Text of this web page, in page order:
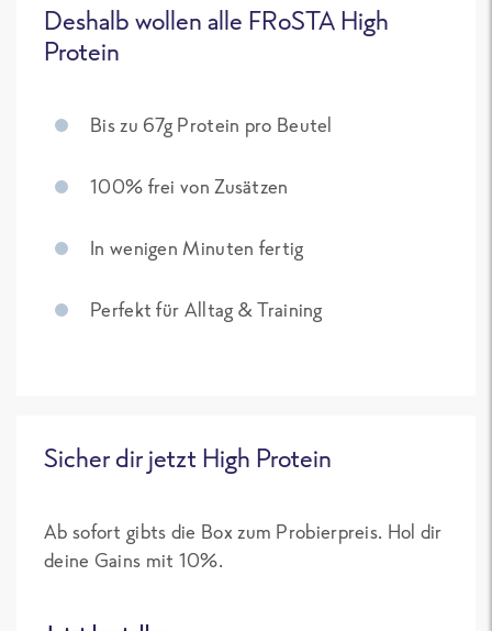
Deshalb wollen alle FRoSTA High
Protein
Bis zu 67g Protein pro Beutel
100% frei von Zusätzen
In wenigen Minuten fertig
Perfekt für Alltag & Training
Sicher dir jetzt High Protein
Ab sofort gibts die Box zum Probierpreis. Hol dir
deine Gains mit 10%.